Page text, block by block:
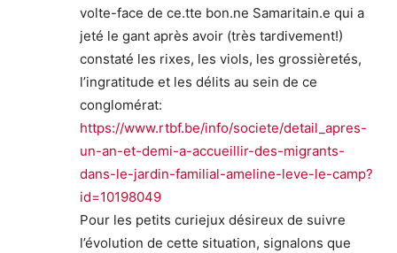
volte-face de ce.tte bon.ne Samaritain.e qui a
jeté le gant après avoir (très tardivement!)
constaté les rixes, les viols, les grossièretés,
l’ingratitude et les délits au sein de ce
conglomérat:
https://www.rtbf.be/info/societe/detail_apres-
un-an-et-demi-a-accueillir-des-migrants-
dans-le-jardin-familial-ameline-leve-le-camp?
id=10198049
Pour les petits curiejux désireux de suivre
l’évolution de cette situation, signalons que